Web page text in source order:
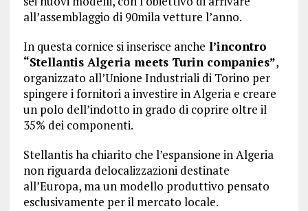
all’assemblaggio di 90mila vetture l’anno.
In questa cornice si inserisce anche l’incontro
“Stellantis Algeria meets Turin companies”,
organizzato all’Unione Industriali di Torino per
spingere i fornitori a investire in Algeria e creare
un polo dell’indotto in grado di coprire oltre il
35% dei componenti.
Stellantis ha chiarito che l’espansione in Algeria
non riguarda delocalizzazioni destinate
all’Europa, ma un modello produttivo pensato
esclusivamente per il mercato locale.